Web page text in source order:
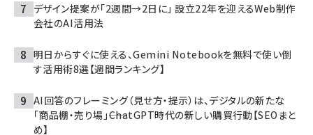
デザイン提案が「2週間→2日に」 設立22年を迎えるWeb制作
会社のAI活用法
明日からすぐに使える、Gemini Notebookを無料で使い倒
す活用術8選【週間ランキング】
AI回答のフレーミング（見せ方・提示）は、デジタルの新たな
「商品棚・売り場」――ChatGPT時代の新しい購買行動【SEOまと
め】